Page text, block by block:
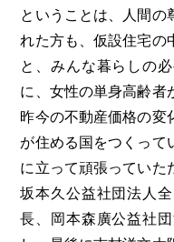
ということは、人間の
れた方も、仮設住宅の
と、みんな暮らしの
に、女性の単身高齢者
昨今の不動産価格の変
が住める国をつくって
に立って頑張っていた
坂本久公益社団法人
長、岡本森廣公益社